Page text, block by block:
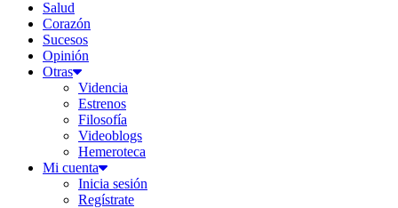
Salud
Corazón
Sucesos
Opinión
Otras
Videncia
Estrenos
Filosofía
Videoblogs
Hemeroteca
Mi cuenta
Inicia sesión
Regístrate